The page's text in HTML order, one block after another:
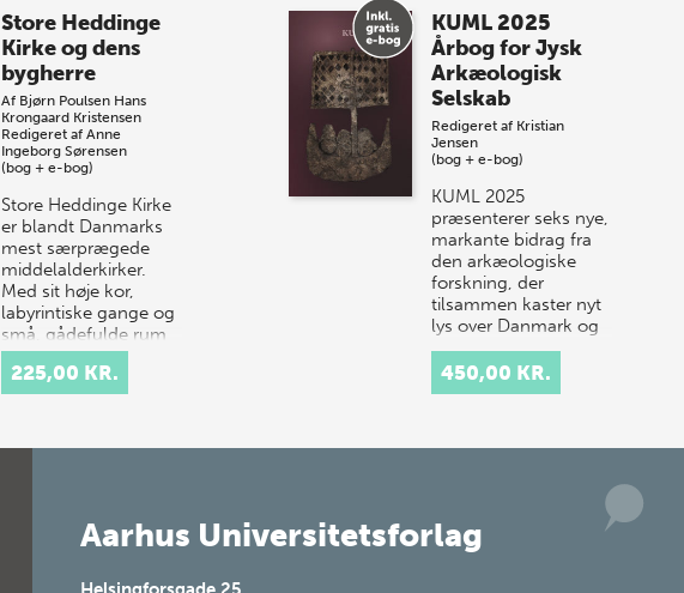
sommer-lagersalg!
Vi gentager succesen og inviterer igen i
år til vores store sommer-lagersalg,
så sæt kryds i kalenderen onsdag den
10. j…
Store Heddinge
Kirke og dens
bygherre
Af Bjørn Poulsen Hans
Krongaard Kristensen
Redigeret af Anne
Ingeborg Sørensen
(bog + e-bog)
Store Heddinge Kirke
er blandt Danmarks
mest særprægede
middelalderkirker.
Med sit høje kor,
labyrintiske gange og
små, gådefulde rum
samt det ottekan…
225,00 KR.
KUML 2025
Årbog for Jysk
Arkæologisk
Selskab
Redigeret af Kristian
Jensen
(bog + e-bog)
KUML 2025
præsenterer seks nye,
markante bidrag fra
den arkæologiske
forskning, der
tilsammen kaster nyt
lys over Danmark og
Nordens historie.
Årbogen…
450,00 KR.
Aarhus Universitetsforlag